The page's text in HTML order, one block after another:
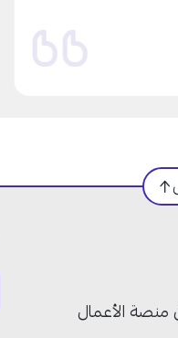
منصة الأعمال